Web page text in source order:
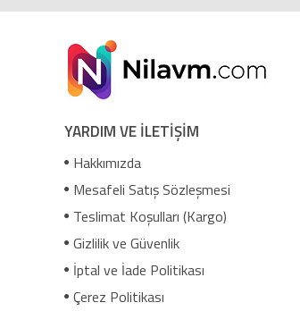
YARDIM VE İLETİŞİM
Hakkımızda
Mesafeli Satış Sözleşmesi
Teslimat Koşulları (Kargo)
Gizlilik ve Güvenlik
İptal ve İade Politikası
Çerez Politikası